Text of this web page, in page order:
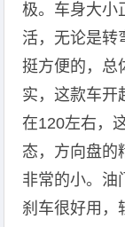
极。车身大小
活，无论是转
挺方便的，总
实，这款车开
在120左右，
态，方向盘的
非常的小。油
刹车很好用，